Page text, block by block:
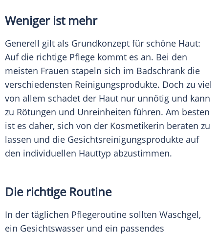
Weniger ist mehr
Generell gilt als Grundkonzept für schöne Haut:
Auf die richtige Pflege kommt es an. Bei den
meisten Frauen stapeln sich im Badschrank die
verschiedensten Reinigungsprodukte. Doch zu viel
von allem schadet der Haut nur unnötig und kann
zu Rötungen und Unreinheiten führen. Am besten
ist es daher, sich von der Kosmetikerin beraten zu
lassen und die Gesichtsreinigungsprodukte auf
den individuellen Hauttyp abzustimmen.
Die richtige Routine
In der täglichen Pflegeroutine sollten Waschgel,
ein Gesichtswasser und ein passendes